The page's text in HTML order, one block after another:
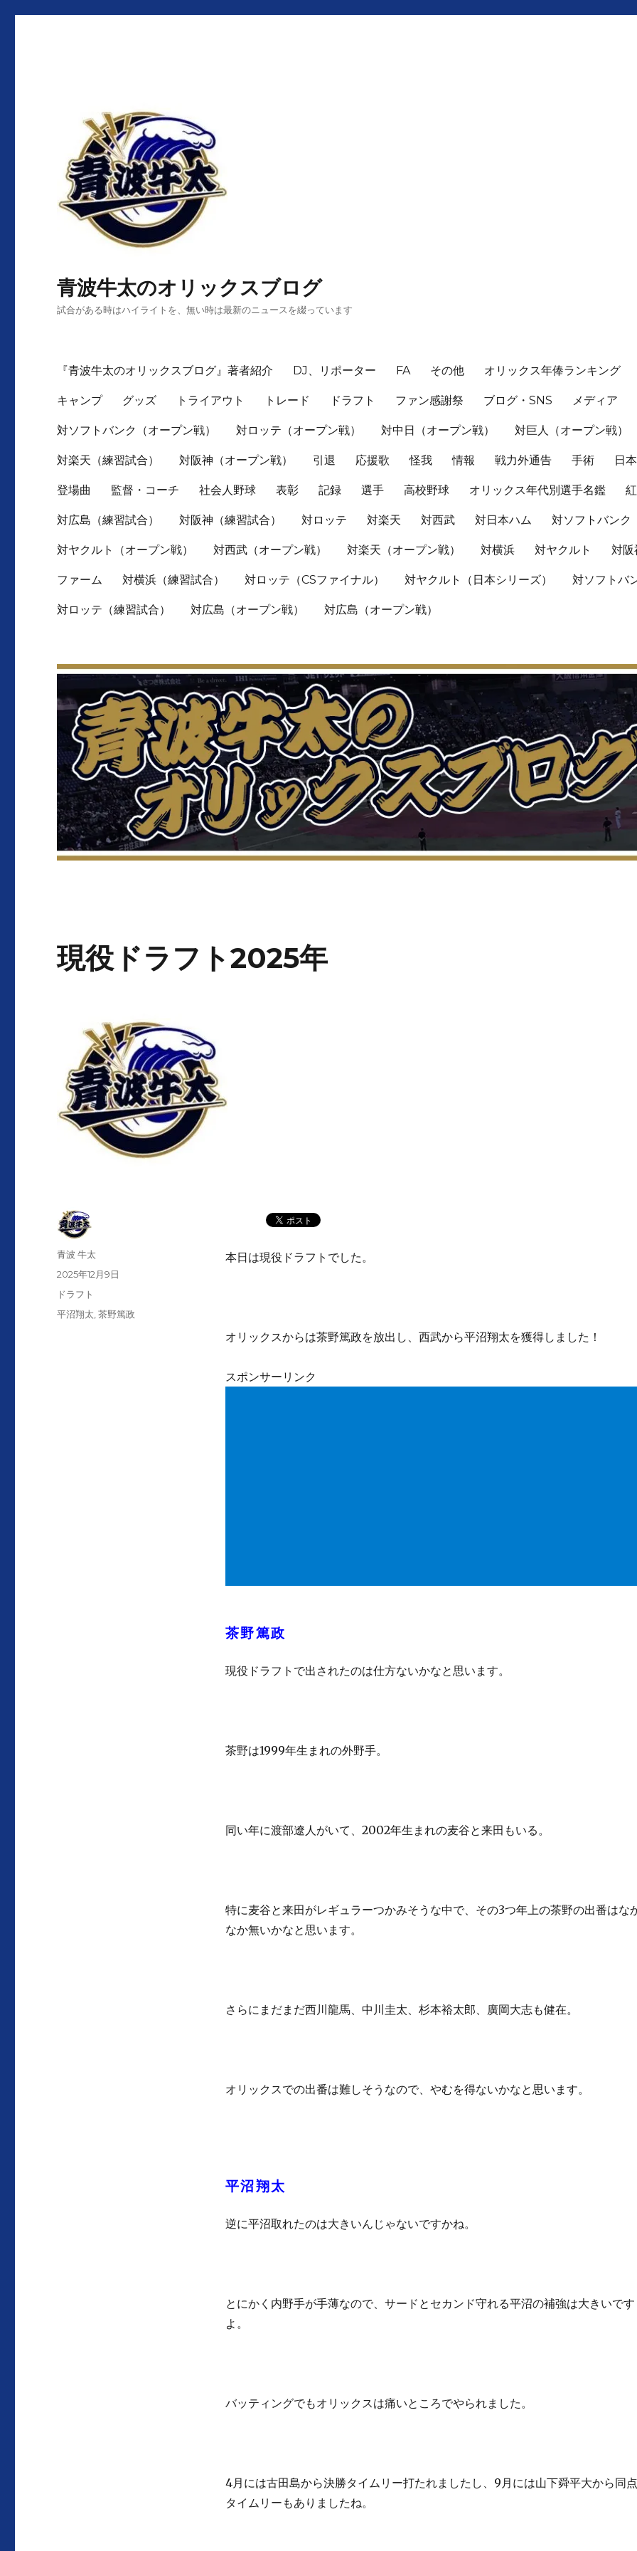
青波牛太のオリックスブログ
試合がある時はハイライトを、無い時は最新のニュースを綴っています
『青波牛太のオリックスブログ』著者紹介 DJ、リポーター FA その他 オリックス年俸ランキング
キャンプ グッズ トライアウト トレード ドラフト ファン感謝祭 ブログ・SNS メディア
対ソフトバンク（オープン戦） 対ロッテ（オープン戦） 対中日（オープン戦） 対巨人（オープン戦）
対楽天（練習試合） 対阪神（オープン戦） 引退 応援歌 怪我 情報 戦力外通告 手術 日
登場曲 監督・コーチ 社会人野球 表彰 記録 選手 高校野球 オリックス年代別選手名鑑
対広島（練習試合） 対阪神（練習試合） 対ロッテ 対楽天 対西武 対日本ハム 対ソフトバンク
対ヤクルト（オープン戦） 対西武（オープン戦） 対楽天（オープン戦） 対横浜 対ヤクルト 対阪
ファーム 対横浜（練習試合） 対ロッテ（CSファイナル） 対ヤクルト（日本シリーズ） 対ソフトバ
対ロッテ（練習試合） 対広島（オープン戦） 対広島（オープン戦）
現役ドラフト2025年
本日は現役ドラフトでした。
オリックスからは茶野篤政を放出し、西武から平沼翔太を獲得しました！
スポンサーリンク
茶野篤政
現役ドラフトで出されたのは仕方ないかなと思います。
茶野は1999年生まれの外野手。
同い年に渡部遼人がいて、2002年生まれの麦谷と来田もいる。
特に麦谷と来田がレギュラーつかみそうな中で、その3つ年上の茶野の出番はな
なか無いかなと思います。
さらにまだまだ西川龍馬、中川圭太、杉本裕太郎、廣岡大志も健在。
オリックスでの出番は難しそうなので、やむを得ないかなと思います。
平沼翔太
逆に平沼取れたのは大きいんじゃないですかね。
とにかく内野手が手薄なので、サードとセカンド守れる平沼の補強は大きいです
よ。
バッティングでもオリックスは痛いところでやられました。
4月には古田島から決勝タイムリー打たれましたし、9月には山下舜平大から同点
タイムリーもありましたね。
投
青波 牛太
投
稿
2025年12月9日
カ
テ
ドラフト
タ
平沼翔太 ,茶野篤政